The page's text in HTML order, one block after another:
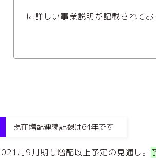
に詳しい事業説明が記載されて
現在増配連続記録は64年です
月9月期も増配以上予定の見通し。